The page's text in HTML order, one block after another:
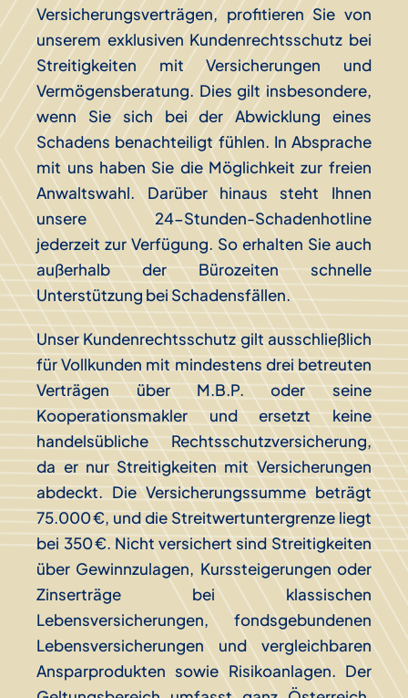
Versicherungsverträgen, profitieren Sie von
unserem exklusiven Kundenrechtsschutz bei
Streitigkeiten mit Versicherungen und
Vermögensberatung. Dies gilt insbesondere,
wenn Sie sich bei der Abwicklung eines
Schadens benachteiligt fühlen. In Absprache
mit uns haben Sie die Möglichkeit zur freien
Anwaltswahl. Darüber hinaus steht Ihnen
unsere 24-Stunden-Schadenhotline
jederzeit zur Verfügung. So erhalten Sie auch
außerhalb der Bürozeiten schnelle
Unterstützung bei Schadensfällen.
Unser Kundenrechtsschutz gilt ausschließlich
für Vollkunden mit mindestens drei betreuten
Verträgen über M.B.P. oder seine
Kooperationsmakler und ersetzt keine
handelsübliche Rechtsschutzversicherung,
da er nur Streitigkeiten mit Versicherungen
abdeckt. Die Versicherungssumme beträgt
75.000 €, und die Streitwertuntergrenze liegt
bei 350 €. Nicht versichert sind Streitigkeiten
über Gewinnzulagen, Kurssteigerungen oder
Zinserträge bei klassischen
Lebensversicherungen, fondsgebundenen
Lebensversicherungen und vergleichbaren
Ansparprodukten sowie Risikoanlagen. Der